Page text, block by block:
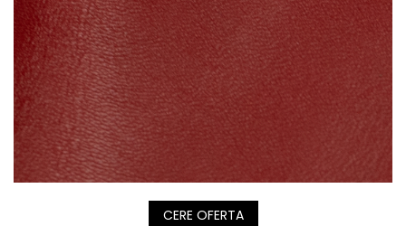
Posete
Rucsac
Plic
Saculet
Borsete
Mov
Visiniu
Maro
Albastru
CERE OFERTA